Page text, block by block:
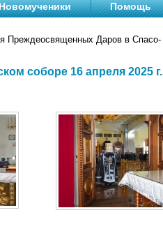
Помощь
Преждеосвященных Даров в Спасо-
соборе 16 апреля 2025 г.